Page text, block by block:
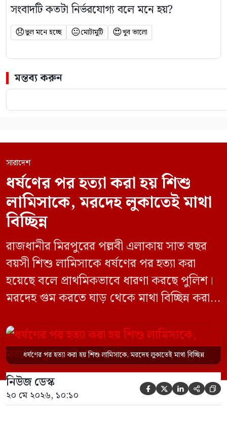
সংবাদটি কতটা নির্ভরযোগ্য বলে মনে হয়?
😞ভুল মনে হচ্ছে 😐মোটামুটি 😍খুব ভালো
মন্তব্য করুন
সারাদেশ
ধর্ষণের পর হত্যা করা হয় শিশু
লামিসাকে, মরদেহ লুকাতেই মাথা
বিচ্ছিন্ন
রাজধানীর মিরপুরের পল্লবী এলাকায় সাত বছর
বয়সী শিশু লামিসাকে ধর্ষণের পর হত্যা করা
হয়েছে বলে প্রাথমিকভাবে ধারণা করছে পুলিশ।
মরদেহ গুম করতে ঘাড় থেকে মাথা বিচ্ছিন্ন করা
চালানো হয় এই নৃশংস হত্যাকাণ্ডে পাশের ফ্ল্যাটের
ভাড়াটিয়া সোহেল রানা (৩০) ও তার স্ত্রী স্বপ্না
আক্তারকে (২৬) মাত্র ৭ ঘণ্টার […]
ধর্ষণের পর হত্যা করা হয় শিশু লামিসাকে, মরদেহ লুকাতেই মাথা বিচ্ছিন্ন
নিউজ ডেস্ক
২০ মে ২০২৬, ১০:১০     